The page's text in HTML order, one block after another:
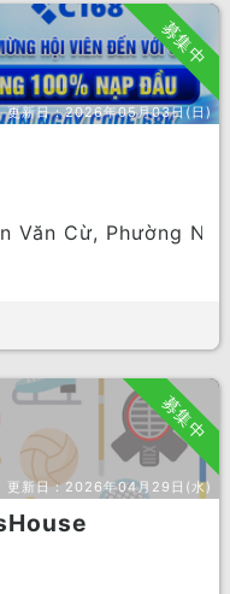
募集中
更新日：2026年05月03日(日)
Văn Cừ, Phường
募集中
更新日：2026年04月29日(水)